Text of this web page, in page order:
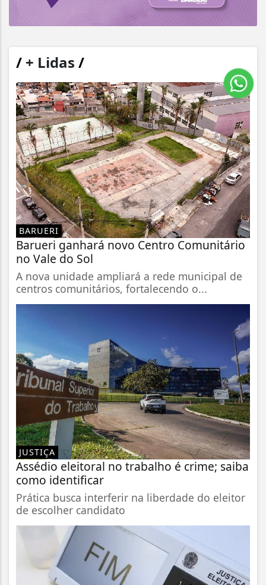
/ + Lidas /
BARUERI
Barueri ganhará novo Centro Comunitário
no Vale do Sol
A nova unidade ampliará a rede municipal de
centros comunitários, fortalecendo o...
JUSTIÇA
Assédio eleitoral no trabalho é crime; saiba
como identificar
Prática busca interferir na liberdade do eleitor
de escolher candidato